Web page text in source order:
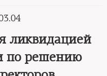
ликвидацией
по решению